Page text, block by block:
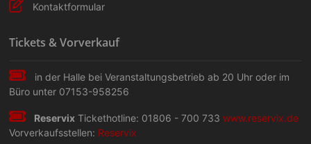
Kontaktformular
Tickets & Vorverkauf
in der Halle bei Veranstaltungs­betrieb ab 20 Uhr oder im
Büro unter 07153-958256
ReservixTickethotline: 01806 - 700 733 www.reservix.de
Vorverkaufsstellen: Reservix